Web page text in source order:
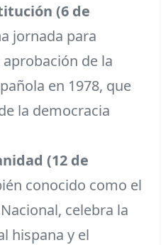
(6 de
jornada para
de la
en 1978, que
la democracia
(12 de
conocido como el
celebra la
hispana y el